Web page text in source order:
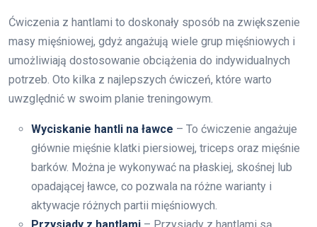
Ćwiczenia z hantlami to doskonały sposób na zwiększenie
masy mięśniowej, gdyż angażują wiele grup mięśniowych i
umożliwiają dostosowanie obciążenia do indywidualnych
potrzeb. Oto kilka z najlepszych ćwiczeń, które warto
uwzględnić w swoim planie treningowym.
Wyciskanie hantli na ławce – To ćwiczenie angażuje
głównie mięśnie klatki piersiowej, triceps oraz mięśnie
barków. Można je wykonywać na płaskiej, skośnej lub
opadającej ławce, co pozwala na różne warianty i
aktywacje różnych partii mięśniowych.